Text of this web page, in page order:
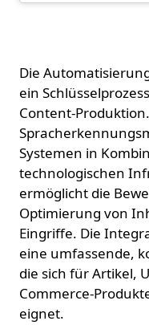
Die
ein
Content-
Systemen in
technologischen
ermöglicht die
Optimierung von
Eingriffe. Die
eine umfassende,
die sich für Artikel,
Commerce-
eignet.